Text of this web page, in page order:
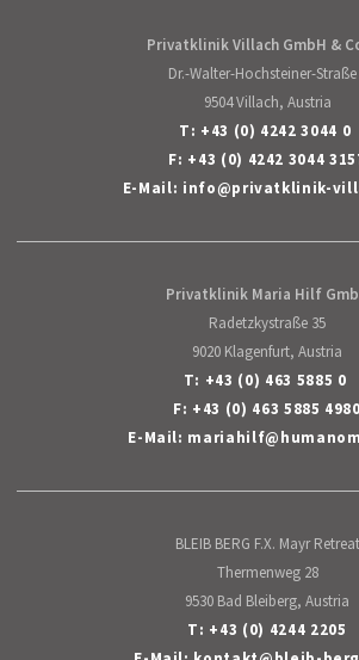
Privatklinik Villach GmbH &
Dr.-Walter-Hochsteiner-Straße
9504 Villach, Austria
T: +43 (0) 4242 3044 0
F: +43 (0) 4242 3044
E-Mail: info@privatklinik-
Privatklinik Maria Hilf
Radetzkystraße 35
9020 Klagenfurt, Austria
T: +43 (0) 463 5885 0
F: +43 (0) 463 5885 4980
E-Mail: mariahilf@
BLEIB BERG F.X. Mayr Retreat
Thermenweg 28
9530 Bad Bleiberg, Austria
T: +43 (0) 4244 2205